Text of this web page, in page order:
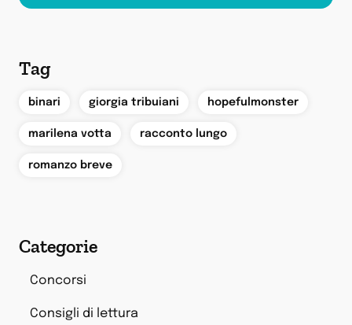
Tag
binari giorgia tribuiani hopefulmonster
marilena votta racconto lungo
romanzo breve
Categorie
Concorsi
Consigli di lettura